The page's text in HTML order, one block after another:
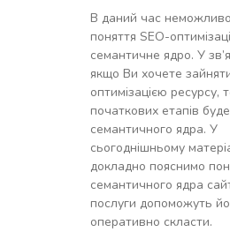
В даний час
поняття SEO-
семантичне ядро. У
якщо Ви хочете
оптимізацією ресурсу,
початкових етапів
семантичного ядра. У
сьогоднішньому
докладно пояснимо
семантичного ядра
послуги допоможуть
оперативно скласти.